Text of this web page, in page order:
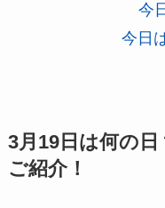
今
今日
3月19日は何の
ご紹介！